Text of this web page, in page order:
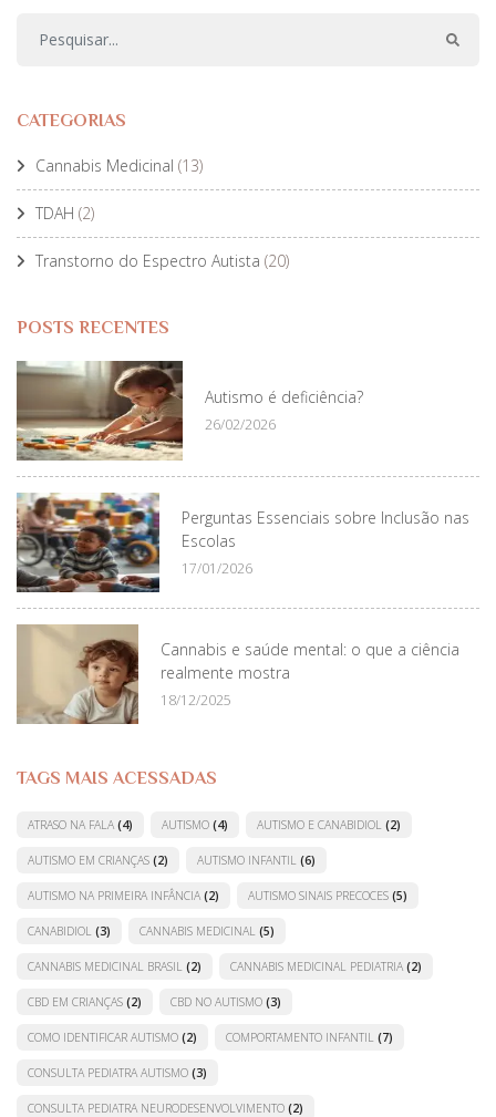
CATEGORIAS
Cannabis Medicinal (13)
TDAH (2)
Transtorno do Espectro Autista (20)
POSTS RECENTES
Autismo é deficiência?
26/02/2026
Perguntas Essenciais sobre Inclusão nas
Escolas
17/01/2026
Cannabis e saúde mental: o que a ciência
realmente mostra
18/12/2025
TAGS MAIS ACESSADAS
ATRASO NA FALA (4) AUTISMO (4) AUTISMO E CANABIDIOL (2)
AUTISMO EM CRIANÇAS (2) AUTISMO INFANTIL (6)
AUTISMO NA PRIMEIRA INFÂNCIA (2) AUTISMO SINAIS PRECOCES (5)
CANABIDIOL (3) CANNABIS MEDICINAL (5)
CANNABIS MEDICINAL BRASIL (2) CANNABIS MEDICINAL PEDIATRIA (2)
CBD EM CRIANÇAS (2) CBD NO AUTISMO (3)
COMO IDENTIFICAR AUTISMO (2) COMPORTAMENTO INFANTIL (7)
CONSULTA PEDIATRA AUTISMO (3)
CONSULTA PEDIATRA NEURODESENVOLVIMENTO (2)